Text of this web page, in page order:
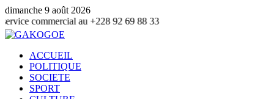
dimanche 9 août 2026
au +228 92 69 88 33
ACCUEIL
POLITIQUE
SOCIETE
SPORT